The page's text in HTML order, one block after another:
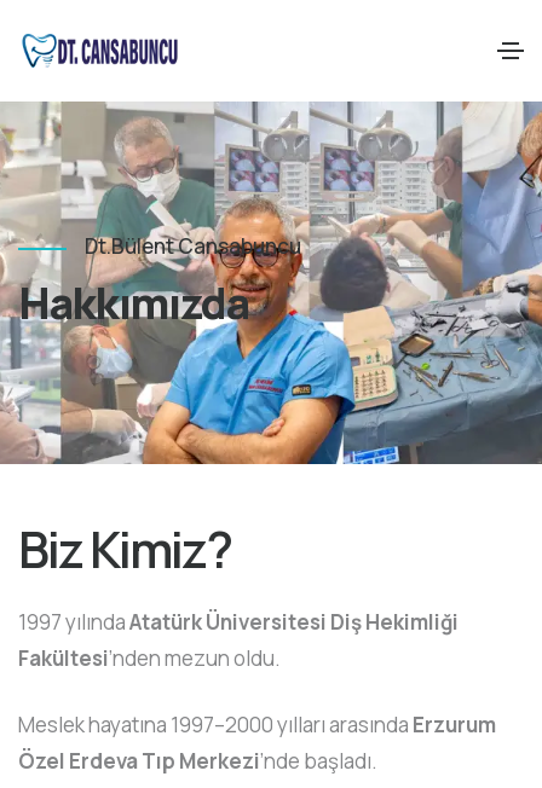
Dt.Bülent Cansabuncu
Hakkımızda
Biz Kimiz?
1997 yılındaAtatürk Üniversitesi Diş Hekimliği
Fakültesi’nden mezun oldu.
Meslek hayatına 1997–2000 yılları arasında Erzurum
Özel Erdeva Tıp Merkezi’nde başladı.